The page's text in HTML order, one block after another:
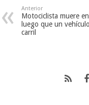
Anterior
Motociclista muere
luego que un
carril